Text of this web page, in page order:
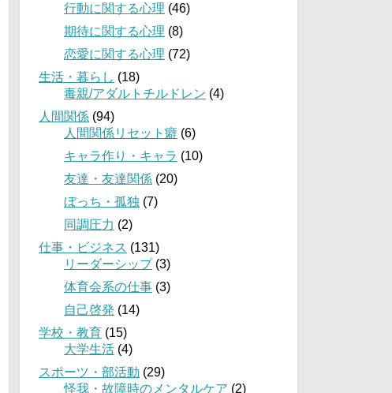
行動に関する心理 (46)
期待に関する心理 (8)
恋愛に関する心理 (72)
生活・暮らし (18)
毒親/アダルトチルドレン (4)
人間関係 (94)
人間関係リセット癖 (6)
キャラ作り・キャラ (10)
友達・友達関係 (20)
ぼっち・孤独 (7)
同調圧力 (2)
仕事・ビジネス (131)
リーダーシップ(3)
体育会系の仕事 (3)
自己啓発 (14)
学校・教育 (15)
大学生活 (4)
スポーツ・部活動 (29)
怪我・故障時のメンタルケア (2)